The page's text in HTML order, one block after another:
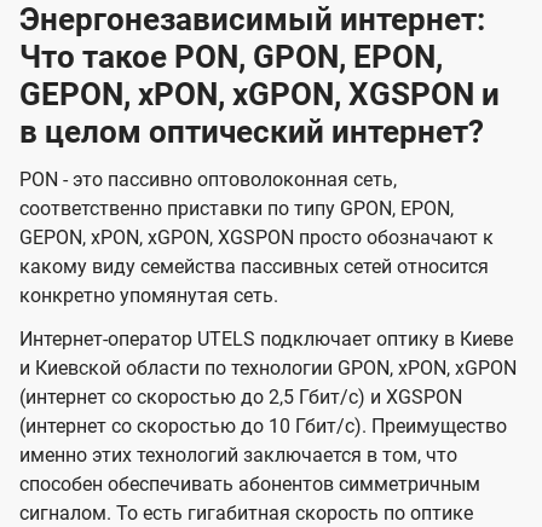
Энергонезависимый интернет:
Что такое PON, GPON, EPON,
GEPON, xPON, xGPON, XGSPON и
в целом оптический интернет?
PON - это пассивно оптоволоконная сеть,
соответственно приставки по типу GPON, EPON,
GEPON, xPON, xGPON, XGSPON просто обозначают к
какому виду семейства пассивных сетей относится
конкретно упомянутая сеть.
Интернет-оператор UTELS подключает оптику в Киеве
и Киевской области по технологии GPON, xPON, xGPON
(интернет со скоростью до 2,5 Гбит/с) и XGSPON
(интернет со скоростью до 10 Гбит/с). Преимущество
именно этих технологий заключается в том, что
способен обеспечивать абонентов симметричным
сигналом. То есть гигабитная скорость по оптике